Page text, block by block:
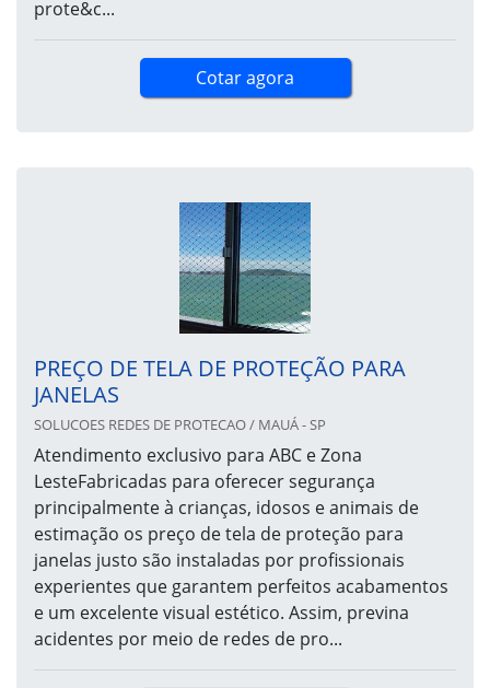
prote&c...
Cotar agora
PREÇO DE TELA DE PROTEÇÃO PARA
JANELAS
SOLUCOES REDES DE PROTECAO / MAUÁ - SP
Atendimento exclusivo para ABC e Zona
LesteFabricadas para oferecer segurança
principalmente à crianças, idosos e animais de
estimação os preço de tela de proteção para
janelas justo são instaladas por profissionais
experientes que garantem perfeitos acabamentos
e um excelente visual estético. Assim, previna
acidentes por meio de redes de pro...